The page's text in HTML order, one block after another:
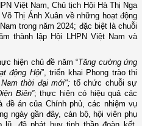
Việt Nam, Chủ tịch Hội Hà Thị Nga
Thị Ánh Xuân vềnhững hoạt động
trong năm 2024; đặc biệt là chuỗi
thành lập Hội LHPN Việt Nam và
hiện chủ đề năm “Tăng cường ứng
động Hội”, triển khai Phong trào thi
thời đại mới"; tổ chức chuỗi sự
Biên”; thực hiện có hiệu quả các
đề án của Chính phủ, các nhiệm vụ
ngày gần đây, cán bộ, hội viên phụ